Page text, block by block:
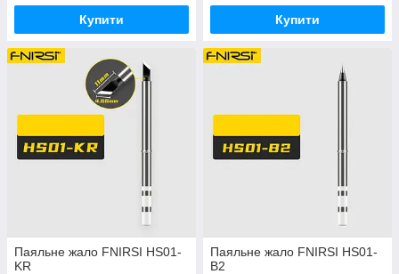
Купити Купити
Паяльне жало FNIRSI HS01-
KR
Паяльне жало FNIRSI HS01-
B2